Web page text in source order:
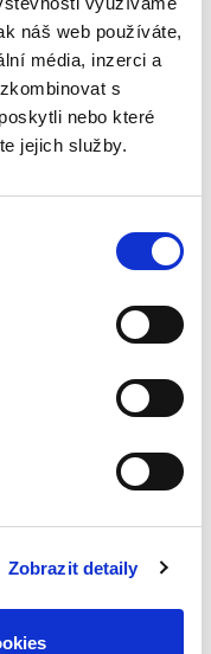
náš web používáte,
média, inzerci a
s
nebo které
jejich služby.
Zobrazit detaily
pro
rozebírá
i
orgánu